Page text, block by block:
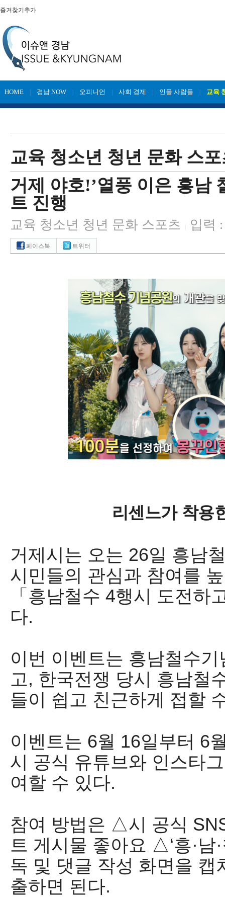
즐겨찾기추가
HOME 경남 NOW 오피니언 사회 경제 인물 사람들 교육
교육 청소년 청년 문화 스
거제 야호!’열풍 이은 흥남
트 진행
교육 청소년 청년 문화 스포츠 입력
페이스북 트위터
리센느가 착용
거제시는 오는 26일 흥남
시민들의 관심과 참여를
「 흥남철수 4행시 도전하
다.
이번 이벤트는 흥남철수
고, 한국전쟁 당시 흥남철
들이 쉽고 친근하게 접할
이벤트는 6월 16일부터 6
시 공식 유튜브와 인스타
여할 수 있다.
참여 방법은 △시 공식
트 게시물 좋아요 △‘흥·남·
독 및 댓글 작성 화면을
출하면 된다.